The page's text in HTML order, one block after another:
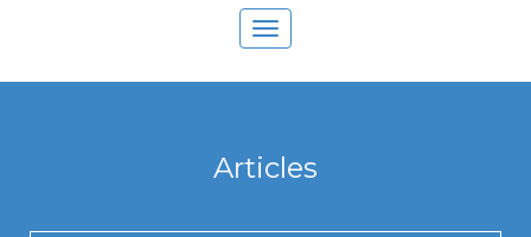
Toggle
navigation
Articles